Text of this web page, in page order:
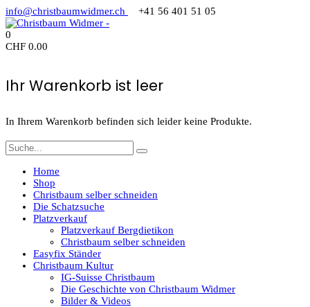
info@christbaumwidmer.ch +41 56 401 51 05
0
CHF 0.00
Ihr Warenkorb ist leer
In Ihrem Warenkorb befinden sich leider keine Produkte.
Home
Shop
Christbaum selber schneiden
Die Schatzsuche
Platzverkauf
Platzverkauf Bergdietikon
Christbaum selber schneiden
Easyfix Ständer
Christbaum Kultur
IG-Suisse Christbaum
Die Geschichte von Christbaum Widmer
Bilder & Videos